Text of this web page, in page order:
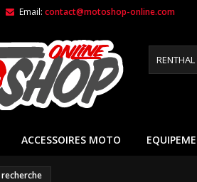
Email: contact@motoshop-online.com
ACCESSOIRES MOTO